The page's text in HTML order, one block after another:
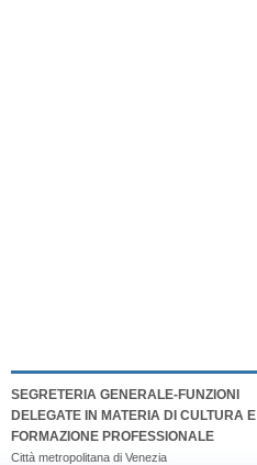
SEGRETERIA GENERALE-FUNZIONI
DELEGATE IN MATERIA DI CULTURA E
FORMAZIONE PROFESSIONALE
Città metropolitana di Venezia